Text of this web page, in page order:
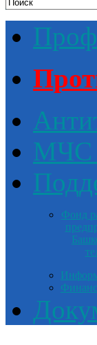
МЧС
Фонд